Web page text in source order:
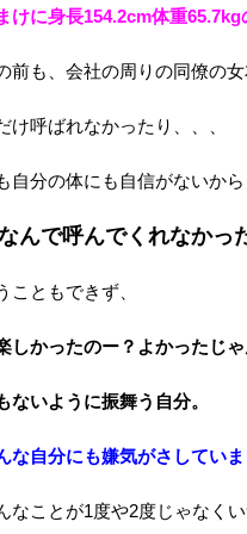
けに身長154.2cm体重65.7kg
前も、会社の周りの同僚の
け呼ばれなかったり、、、
自分の体にも自信がないから
なんで呼んでくれなかっ
こともできず、
楽しかったのー？よかったじ
ないように振舞う自分。
な自分にも嫌気がさしていま
なことが1度や2度じゃなく